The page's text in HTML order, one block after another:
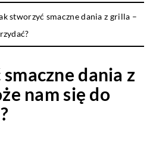
stworzyć smaczne dania z grilla –
dania z
nam się do